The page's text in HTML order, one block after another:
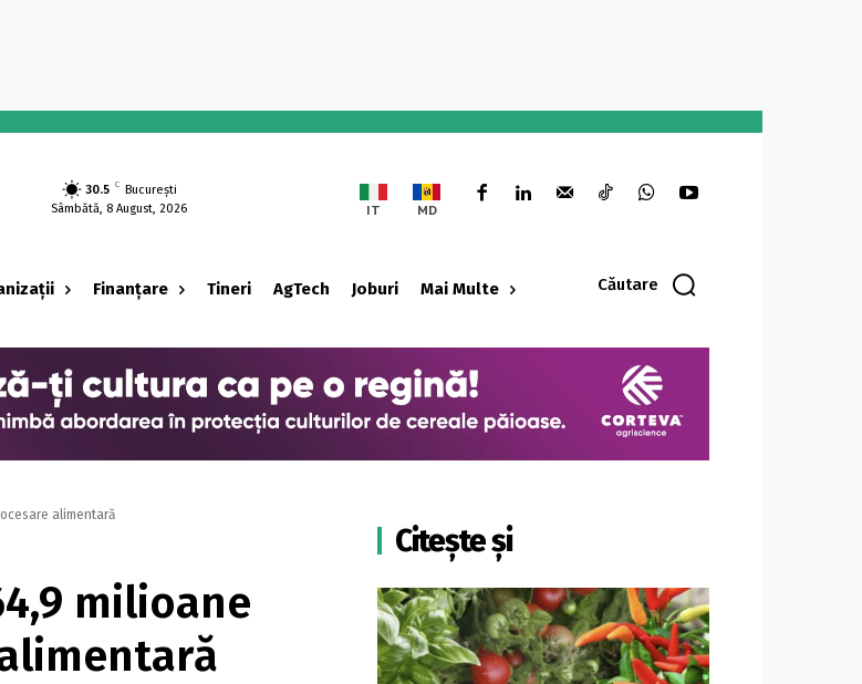
30.5 C
București
Sâmbătă, 8 August, 2026
IT MD
Finanțare Tineri AgTech Joburi Mai Multe Căutare
-
alimentară
milioane
Citește și